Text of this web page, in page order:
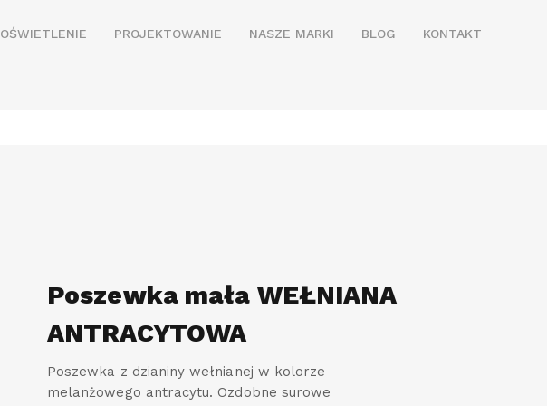
OŚWIETLENIE PROJEKTOWANIE NASZE MARKI BLOG KONTAKT
Poszewka mała WEŁNIANA
ANTRACYTOWA
Poszewka z dzianiny wełnianej w kolorze
melanżowego antracytu. Ozdobne surowe